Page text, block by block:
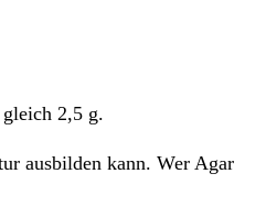
gleich 2,5 g.
ausbilden kann. Wer Agar